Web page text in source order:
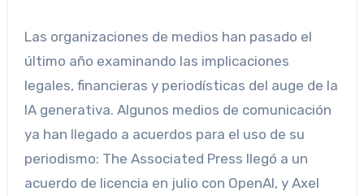
Las organizaciones de medios han pasado el
último año examinando las implicaciones
legales, financieras y periodísticas del auge de la
IA generativa. Algunos medios de comunicación
ya han llegado a acuerdos para el uso de su
periodismo: The Associated Press llegó a un
acuerdo de licencia en julio con OpenAI, y Axel